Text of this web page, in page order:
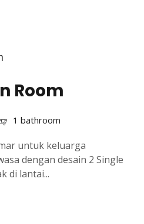
Room
1 bathroom
untuk keluarga
dengan desain 2 Single
di lantai...